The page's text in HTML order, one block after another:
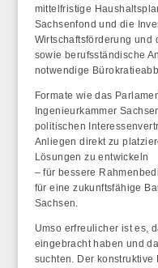
mittelfristige
Sachsenfond und die
Wirtschaftsförderung und
sowie berufsständische
notwendige
Formate wie das
Ingenieurkammer
politischen
Anliegen direkt zu
Lösungen zu entwickeln
– für bessere
für eine zukunftsfähige
Sachsen.
Umso erfreulicher ist es,
eingebracht haben und
suchten. Der